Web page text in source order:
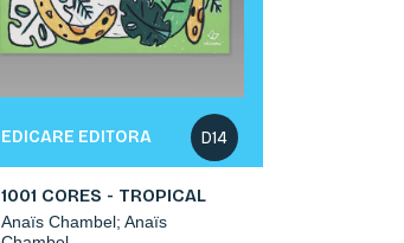
D14
EDICARE EDITORA
1001 CORES - TROPICAL
Anaïs Chambel; Anaïs